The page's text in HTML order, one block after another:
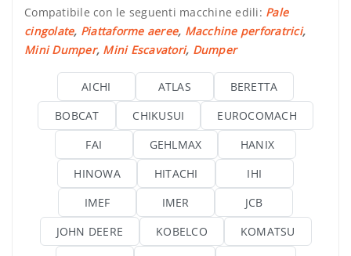
Compatibile con le seguenti macchine edili: Pale
cingolate, Piattaforme aeree, Macchine perforatrici,
Mini Dumper, Mini Escavatori, Dumper
AICHI ATLAS
BERETTA
BOBCAT
CHIKUSUI
EUROCOMACH
FAI
GEHLMAX
HANIX
HINOWA
HITACHI
IHI
IMEF
IMER
JCB
JOHN DEERE
KOBELCO
KOMATSU